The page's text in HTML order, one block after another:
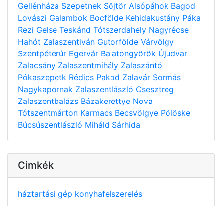
Gellénháza Szepetnek Söjtör Alsópáhok Bagod
Lovászi Galambok Bocfölde Kehidakustány Páka
Rezi Gelse Teskánd Tótszerdahely Nagyrécse
Hahót Zalaszentiván Gutorfölde Várvölgy
Szentpéterúr Egervár Balatongyörök Újudvar
Zalacsány Zalaszentmihály Zalaszántó
Pókaszepetk Rédics Pakod Zalavár Sormás
Nagykapornak Zalaszentlászló Csesztreg
Zalaszentbalázs Bázakerettye Nova
Tótszentmárton Karmacs Becsvölgye Pölöske
Búcsúszentlászló Miháld Sárhida
Cimkék
háztartási gép konyhafelszerelés